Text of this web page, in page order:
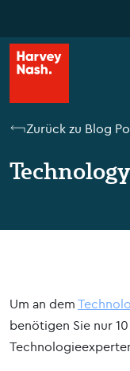
Zurück zu Blog
Um an dem
benötigen Sie nur